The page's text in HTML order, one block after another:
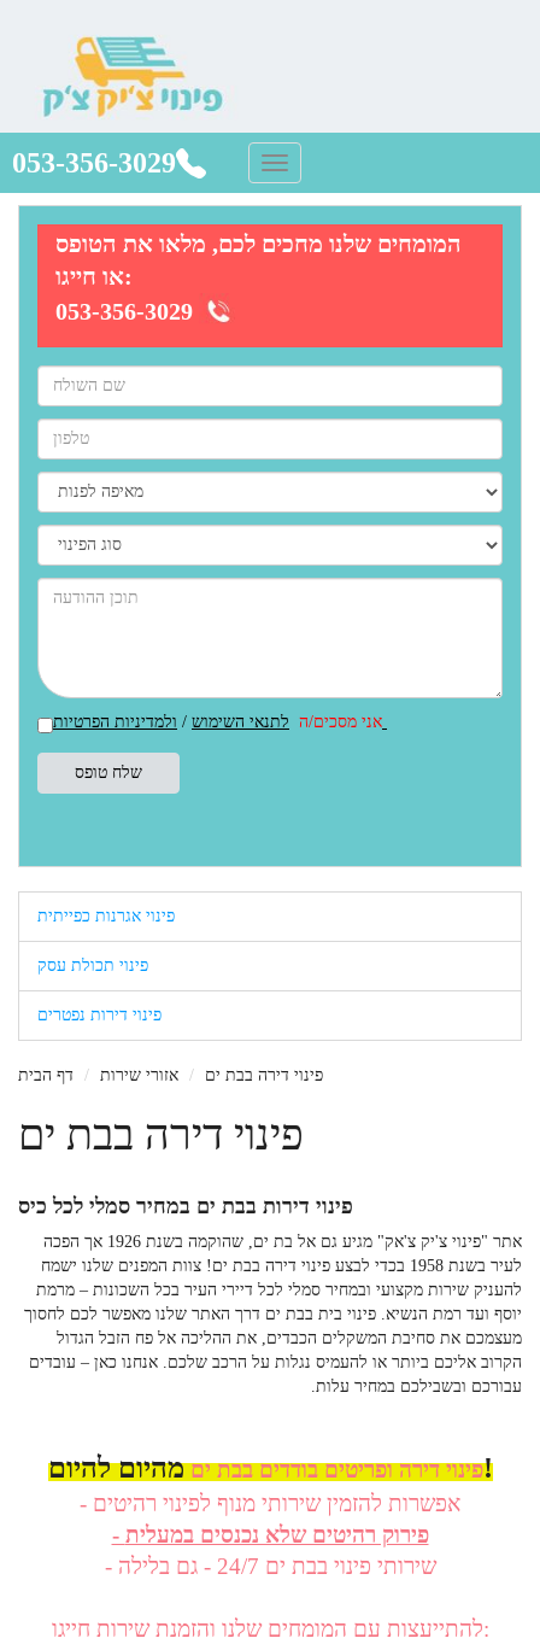
053-356-3029
המומחים שלנו מחכים לכם, מלאו את הטופס
או חייגו:
053-356-3029
אני מסכים/ה לתנאי השימוש /
פינוי אגרנות כפייתית
פינוי תכולת עסק
פינוי דירות נפטרים
דף הבית אזורי שירות פינוי דירה בבת ים
פינוי דירה בבת ים
פינוי דירות בבת ים במחיר סמלי לכל כיס
אתר "פינוי צ'יק צ'אק" מגיע גם אל בת ים, שהוקמה בשנת 1926 אך הפכה
לעיר בשנת 1958 בכדי לבצע
פינוי דירה בבת ים ! צוות המפנים שלנו ישמח
להעניק שירות מקצועי ובמחיר סמלי לכל דיירי העיר בכל השכונות – מרמת
יוסף ועד רמת הנשיא. פינוי בית בבת ים דרך האתר שלנו מאפשר לכם לחסוך
מעצמכם את סחיבת המשקלים הכבדים, את ההליכה אל פח הזבל הגדול
הקרוב אליכם ביותר או להעמיס נגלות על הרכב שלכם. אנחנו כאן – עובדים
עבורכם ובשבילכם במחיר עלות.
פינוי דירה ופריטים בודדים בבת יםמהיום להיום!
- אפשרות להזמין שירותי מנוף לפינוי רהיטים
- פירוק רהיטים שלא נכנסים במעלית
- שירותי פינוי בבת ים 24/7 - גם בלילה
להתייעצות עם המומחים שלנו והזמנת שירות חייגו: